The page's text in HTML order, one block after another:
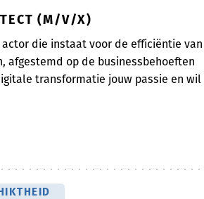
(M/V/X)
die instaat voor de efficiëntie van
afgestemd op de businessbehoeften
transformatie jouw passie en wil